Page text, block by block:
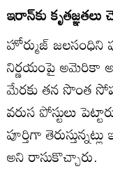
ఇరాన్‌కు కృతజ్ఞతలు
హోర్ముజ్ జలసంధిని
నిర్ణయంపై అమెరికా
మేరకు తన సొంత
వరుస పోస్టులు
పూర్తిగా
అని రాసుకొచ్చారు.